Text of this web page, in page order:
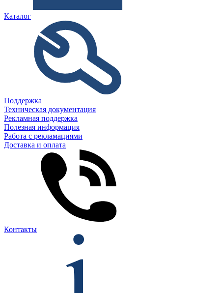
Каталог
Поддержка
Техническая документация
Рекламная поддержка
Полезная информация
Работа с рекламациями
Доставка и оплата
Контакты